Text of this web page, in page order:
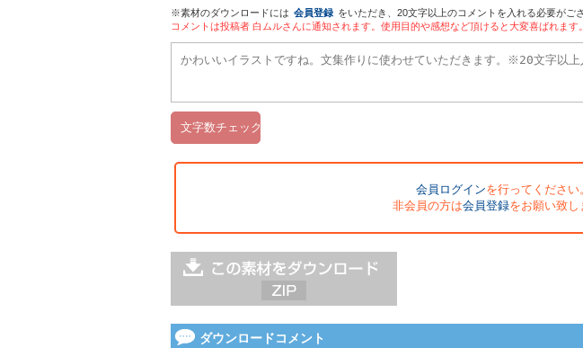
※素材のダウンロードには 会員登録 をいただき、20文字以上のコメントを入れる必要がご
コメントは投稿者 白ムルさんに通知されます。使用目的や感想など頂けると大変喜ばれます
会員ログインを行ってください。
非会員の方は会員登録をお願い致し
ダウンロードコメント